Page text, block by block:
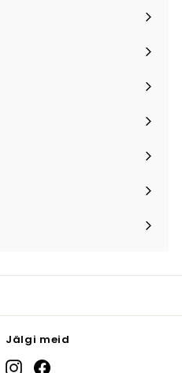
Jälgi meid
InstagramFacebook